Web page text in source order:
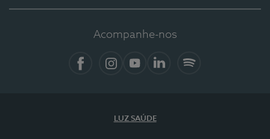
Acompanhe-nos
LUZ SAÚDE